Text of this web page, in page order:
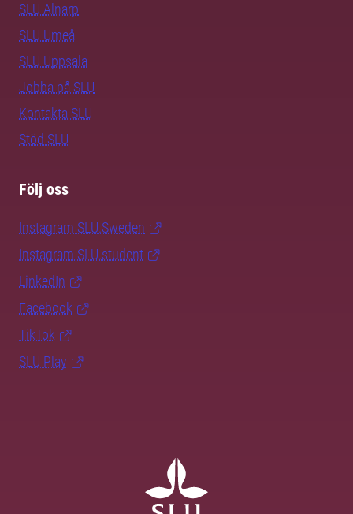
SLU Alnarp
SLU Umeå
SLU Uppsala
Jobba på SLU
Kontakta SLU
Stöd SLU
Följ oss
Instagram SLU.Sweden
Instagram SLU.student
LinkedIn
Facebook
TikTok
SLU Play